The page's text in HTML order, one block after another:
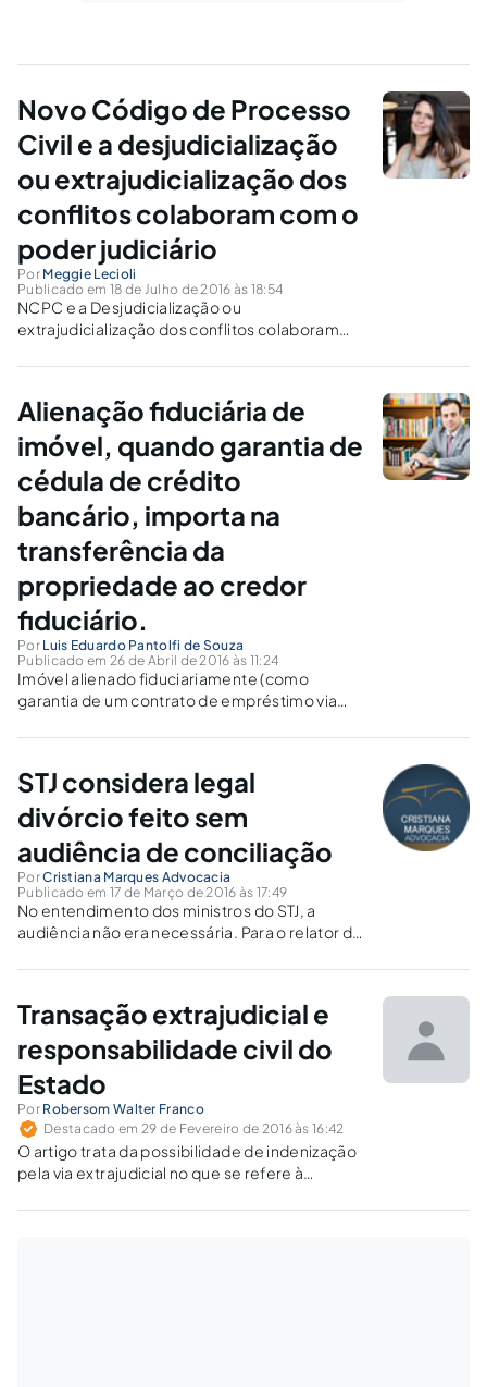
Novo Código de Processo
Civil e a desjudicialização
ou extrajudicialização dos
conflitos colaboram com o
poder judiciário
Por Meggie Lecioli
Publicado em 18 de Julho de 2016 às 18:54
NCPC e a Desjudicialização ou
extrajudicialização dos conflitos colaboram
Divórcio e outros diretamente pelo cartório.
Alienação fiduciária de
imóvel, quando garantia de
cédula de crédito
bancário, importa na
transferência da
propriedade ao credor
fiduciário.
Por Luis Eduardo Pantolfi de Souza
Publicado em 26 de Abril de 2016 às 11:24
Imóvel alienado fiduciariamente (como
garantia de um contrato de empréstimo via
comprometeu judicialmente (acordo), a
o saldo remanescente ao
devedor/contratante.
STJ considera legal
divórcio feito sem
audiência de conciliação
PorCristiana Marques Advocacia
Publicado em 17 de Março de 2016 às 17:49
No entendimento dos ministros do STJ, a
audiência não era necessária. Para o relator do
Portanto, a decisão do juiz de homologar o
ver, correta.
Transação extrajudicial e
responsabilidade civil do
Estado
Por Robersom Walter Franco
Destacado em 29 de Fevereiro de 2016 às 16:42
O artigo trata da possibilidade de indenização
pela via extrajudicial no que se refere à
necessária lei municipal que autorize a